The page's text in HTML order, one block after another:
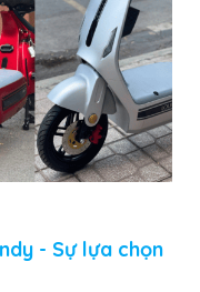
- Sự lựa chọn